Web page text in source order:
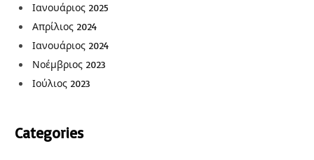
Ιανουάριος 2025
Απρίλιος 2024
Ιανουάριος 2024
Νοέμβριος 2023
Ιούλιος 2023
Categories